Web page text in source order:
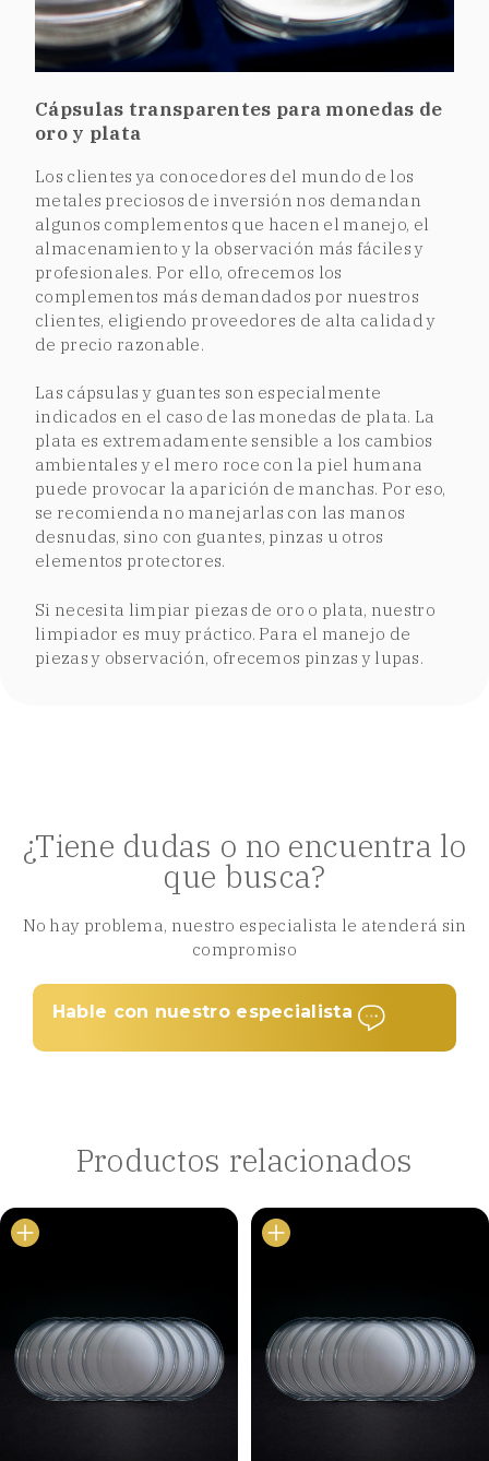
Cápsulas transparentes para monedas de
oro y plata
Los clientes ya conocedores del mundo de los
metales preciosos de inversión nos demandan
algunos complementos que hacen el manejo, el
almacenamiento y la observación más fáciles y
profesionales. Por ello, ofrecemos los
complementos más demandados por nuestros
clientes, eligiendo proveedores de alta calidad y
de precio razonable.
Las cápsulas y guantes son especialmente
indicados en el caso de las monedas de plata. La
plata es extremadamente sensible a los cambios
ambientales y el mero roce con la piel humana
puede provocar la aparición de manchas. Por eso,
se recomienda no manejarlas con las manos
desnudas, sino con guantes, pinzas u otros
elementos protectores.
Si necesita limpiar piezas de oro o plata, nuestro
limpiador es muy práctico. Para el manejo de
piezas y observación, ofrecemos pinzas y lupas.
¿Tiene dudas o no encuentra lo
que busca?
No hay problema, nuestro especialista le atenderá sin
compromiso
Hable con nuestro especialista
Productos relacionados